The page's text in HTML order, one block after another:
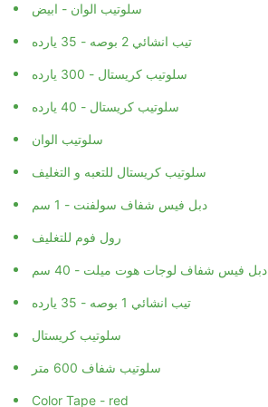
سلوتيب الوان - ابيض
تيب انشائي 2 بوصه - 35 يارده
سلوتيب كريستال - 300 يارده
سلوتيب كريستال - 40 يارده
سلوتيب الوان
سلوتيب كريستال للتعبه و التغليف
دبل فيس شفاف سولفنت - 1 سم
رول فوم للتغليف
دبل فيس شفاف لوجات هوت ميلت - 40 سم
تيب انشائي 1 بوصه - 35 يارده
سلوتيب كريستال
سلوتيب شفاف 600 متر
Color Tape - red